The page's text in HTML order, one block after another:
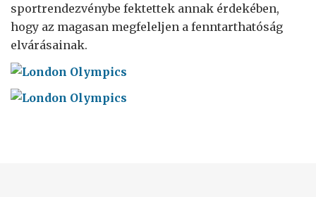
sportrendezvénybe fektettek annak érdekében,
hogy az magasan megfeleljen a fenntarthatóság
elvárásainak.